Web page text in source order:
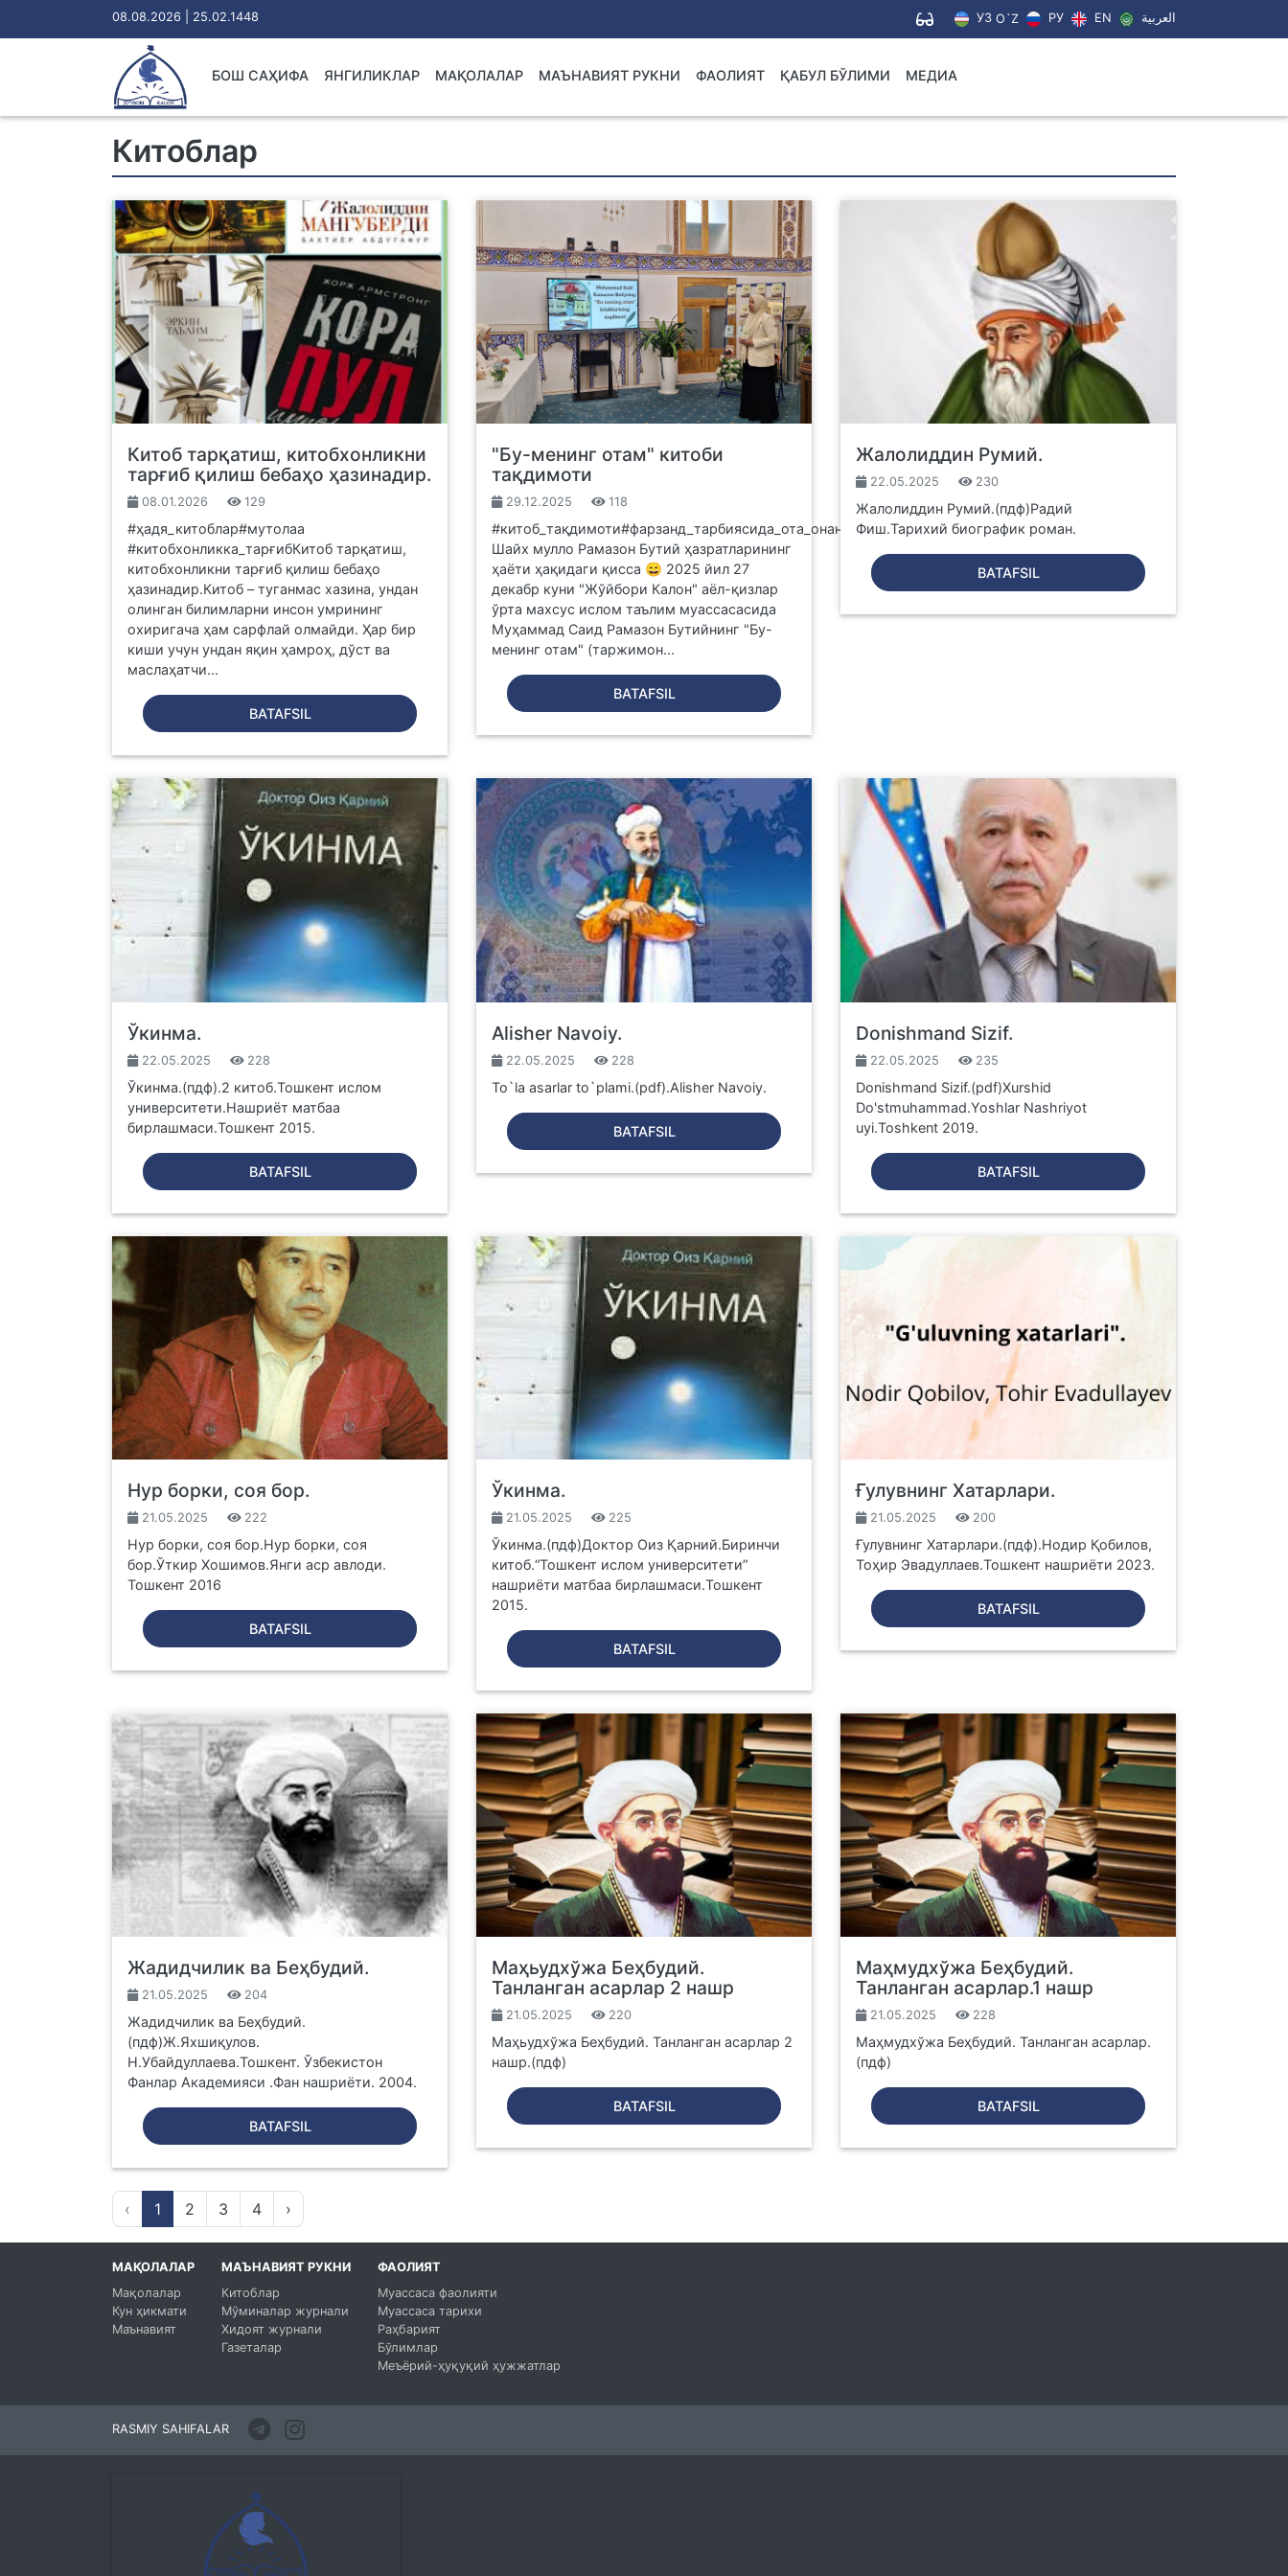
08.08.2026 | 25.02.1448 УЗ O`Z РУ EN العربية
БОШ САҲИФА ЯНГИЛИКЛАР МАҚОЛАЛАР МАЪНАВИЯТ РУКНИ ФАОЛИЯТ ҚАБУЛ БЎЛИМИ МЕДИА
Китоблар
Китоб тарқатиш, китобхонликни
тарғиб қилиш бебаҳо ҳазинадир.
08.01.2026 129
#ҳадя_китоблар#мутолаа
#китобхонликка_тарғибКитоб тарқатиш,
китобхонликни тарғиб қилиш бебаҳо
ҳазинадир.Китоб – туганмас хазина, ундан
олинган билимларни инсон умрининг
охиригача ҳам сарфлай олмайди. Ҳар бир
киши учун ундан яқин ҳамроҳ, дўст ва
маслаҳатчи...
BATAFSIL
"Бу-менинг отам" китоби
тақдимоти
29.12.2025 118
#китоб_тақдимоти#фарзанд_тарбиясида_ота_онанинг_ўрни
Шайх мулло Рамазон Бутий ҳазратларининг
ҳаёти ҳақидаги қисса 😄 2025 йил 27
декабр куни "Жўйбори Калон" аёл-қизлар
ўрта махсус ислом таълим муассасасида
Муҳаммад Саид Рамазон Бутийнинг "Бу-
менинг отам" (таржимон...
BATAFSIL
Жалолиддин Румий.
22.05.2025 230
Жалолиддин Румий.(пдф)Радий
Фиш.Тарихий биографик роман.
BATAFSIL
Ўкинма.
22.05.2025 228
Ўкинма.(пдф).2 китоб.Тошкент ислом
университети.Нашриёт матбаа
бирлашмаси.Тошкент 2015.
BATAFSIL
Alisher Navoiy.
22.05.2025 228
To`la asarlar to`plami.(pdf).Alisher Navoiy.
BATAFSIL
Donishmand Sizif.
22.05.2025 235
Donishmand Sizif.(pdf)Xurshid
Do'stmuhammad.Yoshlar Nashriyot
uyi.Toshkent 2019.
BATAFSIL
Нур борки, соя бор.
21.05.2025 222
Нур борки, соя бор.Нур борки, соя
бор.Ўткир Хошимов.Янги аср авлоди.
Тошкент 2016
BATAFSIL
Ўкинма.
21.05.2025 225
Ўкинма.(пдф)Доктор Оиз Қарний.Биринчи
китоб.“Тошкент ислом университети”
нашриёти матбаа бирлашмаси.Тошкент
2015.
BATAFSIL
Ғулувнинг Хатарлари.
21.05.2025 200
Ғулувнинг Хатарлари.(пдф).Нодир Қобилов,
Тоҳир Эвадуллаев.Тошкент нашриёти 2023.
BATAFSIL
Жадидчилик ва Беҳбудий.
21.05.2025 204
Жадидчилик ва Беҳбудий.
(пдф)Ж.Яхшиқулов.
Н.Убайдуллаева.Тошкент. Ўзбекистон
Фанлар Академияси .Фан нашриёти. 2004.
BATAFSIL
Маҳьудхўжа Беҳбудий.
Танланган асарлар 2 нашр
21.05.2025 220
Маҳьудхўжа Беҳбудий. Танланган асарлар 2
нашр.(пдф)
BATAFSIL
Маҳмудхўжа Беҳбудий.
Танланган асарлар.1 нашр
21.05.2025 228
Маҳмудхўжа Беҳбудий. Танланган асарлар.
(пдф)
BATAFSIL
‹ 1 2 3 4 ›
МАҚОЛАЛАР
Мақолалар
Кун ҳикмати
Маънавият
МАЪНАВИЯТ РУКНИ
Китоблар
Мўминалар журнали
Хидоят журнали
Газеталар
ФАОЛИЯТ
Муассаса фаолияти
Муассаса тарихи
Раҳбарият
Бўлимлар
Меъёрий-ҳуқуқий ҳужжатлар
RASMIY SAHIFALAR